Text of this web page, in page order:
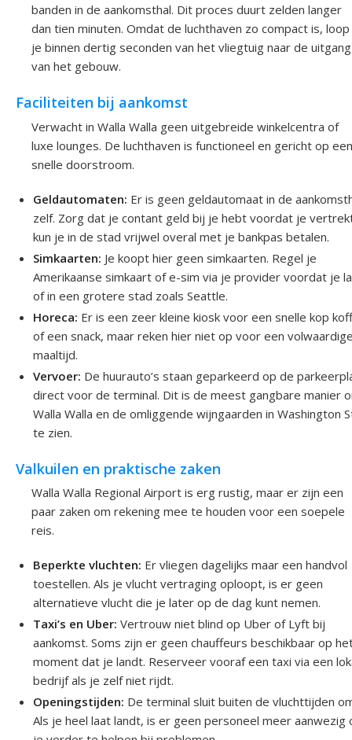
banden in de aankomsthal. Dit proces duurt zelden langer
dan tien minuten. Omdat de luchthaven zo compact is, loop
je binnen dertig seconden van het vliegtuig naar de uitgang
van het gebouw.
Faciliteiten bij aankomst
Verwacht in Walla Walla geen uitgebreide winkelcentra of
luxe lounges. De luchthaven is functioneel en gericht op een
snelle doorstroom.
Geldautomaten: Er is geen geldautomaat in de
zelf. Zorg dat je contant geld bij je hebt voordat je
kun je in de stad vrijwel overal met je bankpas betalen.
Simkaarten: Je koopt hier geen simkaarten. Regel je
Amerikaanse simkaart of e-sim via je provider voordat je
of in een grotere stad zoals Seattle.
Horeca: Er is een zeer kleine kiosk voor een snelle kop
of een snack, maar reken hier niet op voor een
maaltijd.
Vervoer: De huurauto’s staan geparkeerd op de
direct voor de terminal. Dit is de meest gangbare manier
Walla Walla en de omliggende wijngaarden in Washington
te zien.
Valkuilen en praktische zaken
Walla Walla Regional Airport is erg rustig, maar er zijn een
paar zaken om rekening mee te houden voor een soepele
reis.
Beperkte vluchten: Er vliegen dagelijks maar een handvol
toestellen. Als je vlucht vertraging oploopt, is er geen
alternatieve vlucht die je later op de dag kunt nemen.
Taxi’s en Uber: Vertrouw niet blind op Uber of Lyft bij
aankomst. Soms zijn er geen chauffeurs beschikbaar op
moment dat je landt. Reserveer vooraf een taxi via een
bedrijf als je zelf niet rijdt.
Openingstijden: De terminal sluit buiten de vluchttijden
Als je heel laat landt, is er geen personeel meer aanwezig